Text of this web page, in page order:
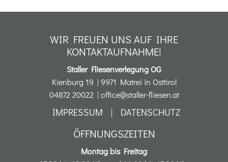
WIR FREUEN UNS AUF IHRE
KONTAKTAUFNAHME!
Staller Fliesenverlegung OG
Kienburg 19 | 9971 Matrei in Osttirol
04872 20022 | office@staller-fliesen.at
IMPRESSUM | DATENSCHUTZ
ÖFFNUNGSZEITEN
Montag bis Freitag